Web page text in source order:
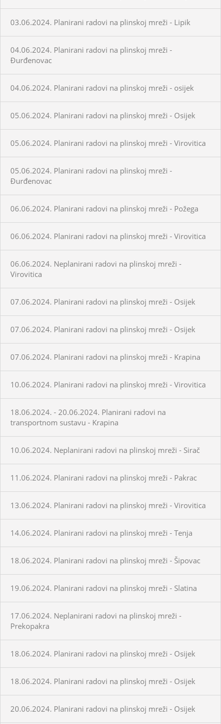
03.06.2024. Planirani radovi na plinskoj mreži - Lipik
04.06.2024. Planirani radovi na plinskoj mreži -
Đurđenovac
04.06.2024. Planirani radovi na plinskoj mreži - osijek
05.06.2024. Planirani radovi na plinskoj mreži - Osijek
05.06.2024. Planirani radovi na plinskoj mreži - Virovitica
05.06.2024. Planirani radovi na plinskoj mreži -
Đurđenovac
06.06.2024. Planirani radovi na plinskoj mreži - Požega
06.06.2024. Planirani radovi na plinskoj mreži - Virovitica
06.06.2024. Neplanirani radovi na plinskoj mreži -
Virovitica
07.06.2024. Planirani radovi na plinskoj mreži - Osijek
07.06.2024. Planirani radovi na plinskoj mreži - Osijek
07.06.2024. Planirani radovi na plinskoj mreži - Krapina
10.06.2024. Planirani radovi na plinskoj mreži - Virovitica
18.06.2024. - 20.06.2024. Planirani radovi na
transportnom sustavu - Krapina
10.06.2024. Neplanirani radovi na plinskoj mreži - Sirač
11.06.2024. Planirani radovi na plinskoj mreži - Pakrac
13.06.2024. Planirani radovi na plinskoj mreži - Virovitica
14.06.2024. Planirani radovi na plinskoj mreži - Tenja
18.06.2024. Planirani radovi na plinskoj mreži - Šipovac
19.06.2024. Planirani radovi na plinskoj mreži - Slatina
17.06.2024. Neplanirani radovi na plinskoj mreži -
Prekopakra
18.06.2024. Planirani radovi na plinskoj mreži - Osijek
18.06.2024. Planirani radovi na plinskoj mreži - Osijek
20.06.2024. Planirani radovi na plinskoj mreži - Osijek